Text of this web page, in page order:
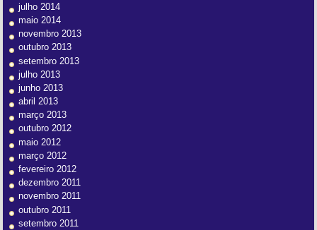
julho 2014
maio 2014
novembro 2013
outubro 2013
setembro 2013
julho 2013
junho 2013
abril 2013
março 2013
outubro 2012
maio 2012
março 2012
fevereiro 2012
dezembro 2011
novembro 2011
outubro 2011
setembro 2011